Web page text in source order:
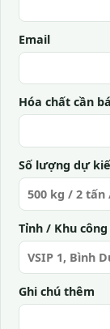
Email
Hóa chất cần
Số lượng dự
Tỉnh / Khu
Ghi chú thêm